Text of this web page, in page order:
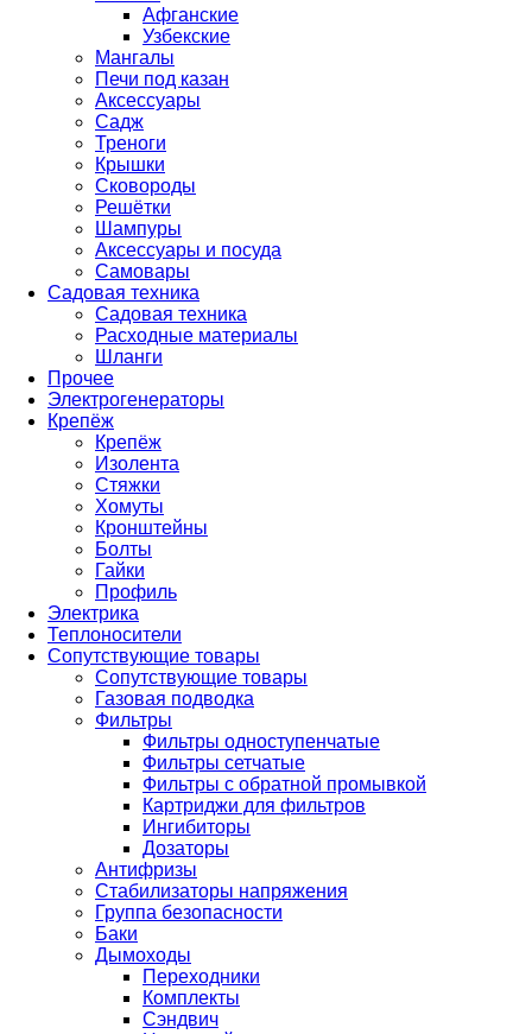
Афганские
Узбекские
Мангалы
Печи под казан
Аксессуары
Садж
Треноги
Крышки
Сковороды
Решётки
Шампуры
Аксессуары и посуда
Самовары
Садовая техника
Садовая техника
Расходные материалы
Шланги
Прочее
Электрогенераторы
Крепёж
Крепёж
Изолента
Стяжки
Хомуты
Кронштейны
Болты
Гайки
Профиль
Электрика
Теплоносители
Сопутствующие товары
Сопутствующие товары
Газовая подводка
Фильтры
Фильтры одноступенчатые
Фильтры сетчатые
Фильтры с обратной промывкой
Картриджи для фильтров
Ингибиторы
Дозаторы
Антифризы
Стабилизаторы напряжения
Группа безопасности
Баки
Дымоходы
Переходники
Комплекты
Сэндвич